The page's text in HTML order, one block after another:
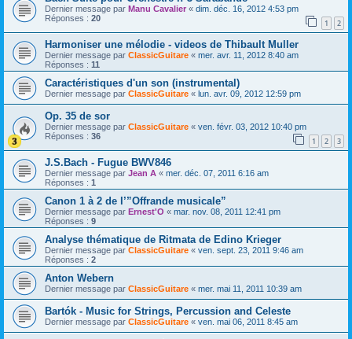
Dernier message par Manu Cavalier « dim. déc. 16, 2012 4:53 pm
Réponses : 20 1 2
Harmoniser une mélodie - videos de Thibault Muller
Dernier message par ClassicGuitare « mer. avr. 11, 2012 8:40 am
Réponses : 11
Caractéristiques d'un son (instrumental)
Dernier message par ClassicGuitare « lun. avr. 09, 2012 12:59 pm
Op. 35 de sor
Dernier message par ClassicGuitare « ven. févr. 03, 2012 10:40 pm
Réponses : 36 1 2 3
J.S.Bach - Fugue BWV846
Dernier message par Jean A « mer. déc. 07, 2011 6:16 am
Réponses : 1
Canon 1 à 2 de l’”Offrande musicale”
Dernier message par Ernest'O « mar. nov. 08, 2011 12:41 pm
Réponses : 9
Analyse thématique de Ritmata de Edino Krieger
Dernier message par ClassicGuitare « ven. sept. 23, 2011 9:46 am
Réponses : 2
Anton Webern
Dernier message par ClassicGuitare « mer. mai 11, 2011 10:39 am
Bartók - Music for Strings, Percussion and Celeste
Dernier message par ClassicGuitare « ven. mai 06, 2011 8:45 am